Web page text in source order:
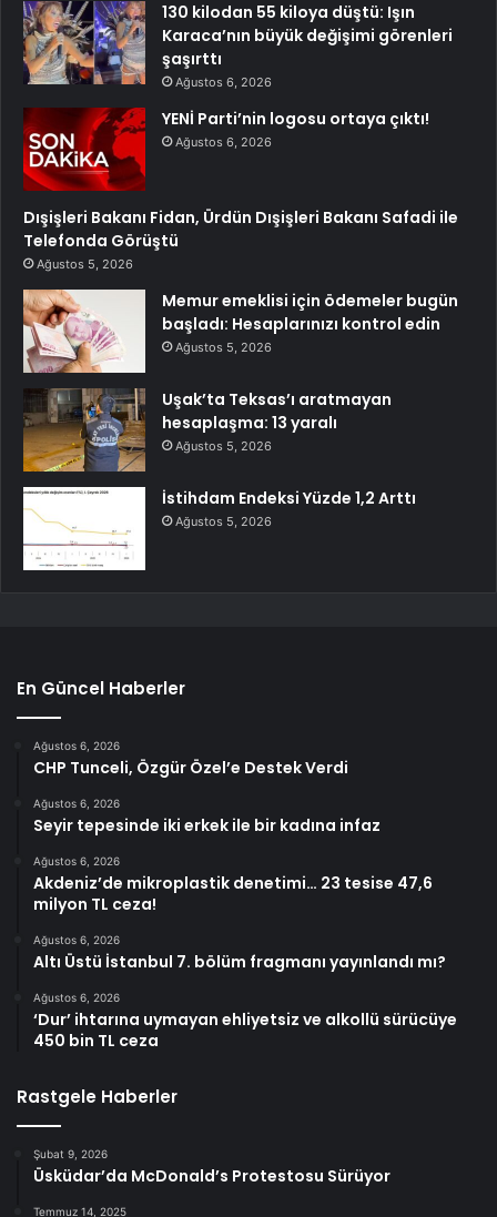
130 kilodan 55 kiloya düştü: Işın
Karaca’nın büyük değişimi görenleri
şaşırttı
Ağustos 6, 2026
YENİ Parti’nin logosu ortaya çıktı!
Ağustos 6, 2026
Dışişleri Bakanı Fidan, Ürdün Dışişleri Bakanı Safadi ile
Telefonda Görüştü
Ağustos 5, 2026
Memur emeklisi için ödemeler bugün
başladı: Hesaplarınızı kontrol edin
Ağustos 5, 2026
Uşak’ta Teksas’ı aratmayan
hesaplaşma: 13 yaralı
Ağustos 5, 2026
İstihdam Endeksi Yüzde 1,2 Arttı
Ağustos 5, 2026
En Güncel Haberler
Ağustos 6, 2026
CHP Tunceli, Özgür Özel’e Destek Verdi
Ağustos 6, 2026
Seyir tepesinde iki erkek ile bir kadına infaz
Ağustos 6, 2026
Akdeniz’de mikroplastik denetimi… 23 tesise 47,6
milyon TL ceza!
Ağustos 6, 2026
Altı Üstü İstanbul 7. bölüm fragmanı yayınlandı mı?
Ağustos 6, 2026
‘Dur’ ihtarına uymayan ehliyetsiz ve alkollü sürücüye
450 bin TL ceza
Rastgele Haberler
Şubat 9, 2026
Üsküdar’da McDonald’s Protestosu Sürüyor
Temmuz 14, 2025